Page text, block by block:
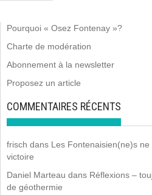
Pourquoi « Osez Fontenay »?
Charte de modération
Abonnement à la newsletter
Proposez un article
COMMENTAIRES RÉCENTS
frisch dans Les Fontenaisien(ne)s
victoire
Daniel Marteau dans Réflexions –
de géothermie